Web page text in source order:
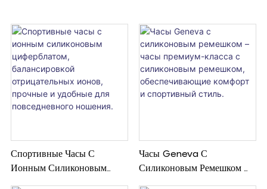
Спортивные Часы С
Ионным Силиконовым
Часы Geneva С
Силиконовым Ремешком –